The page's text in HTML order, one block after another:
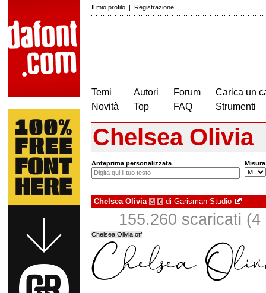
Il mio profilo | Registrazione
Temi
Novità
Autori
Top
Forum
FAQ
Carica un
Strumenti
Chelsea Olivia
Anteprima personalizzata Misura
Chelsea Olivia à € di Garisman Studio
155.260 scaricati (4
Chelsea Olivia.otf